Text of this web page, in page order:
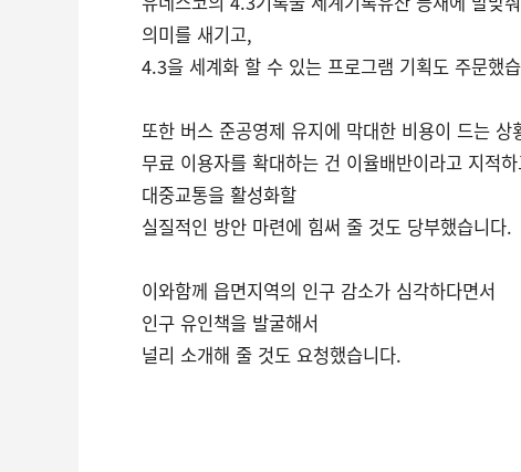
의미를 새기고,
4.3을 세계화 할 수 있는 프로그램 기획도 주문했
또한 버스 준공영제 유지에 막대한 비용이 드는 상
무료 이용자를 확대하는 건 이율배반이라고 지적
대중교통을 활성화할
실질적인 방안 마련에 힘써 줄 것도 당부했습니다.
이와함께 읍면지역의 인구 감소가 심각하다면서
인구 유인책을 발굴해서
널리 소개해 줄 것도 요청했습니다.